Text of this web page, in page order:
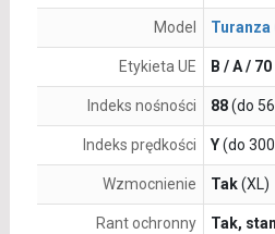
Model Turanza
Etykieta UE B / A /
Indeks nośności 88(do
Indeks prędkości Y(do
Wzmocnienie Tak(XL)
Rant ochronny Tak,